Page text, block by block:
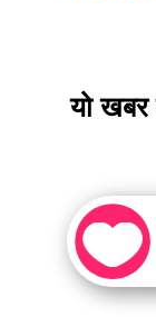
यो खबर